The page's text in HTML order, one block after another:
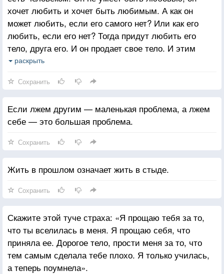
страх перерастает в злобу. Злоба — наиболее
коварный и сложный стресс. Без злобы нет
болезни.
Для всех стрессов исходным является страх, что
меня не любят.
хочет любить и хочет быть любимым. А как он
может любить, если его самого нет? Или как его
любить, если его нет? Тогда придут любить его
тело, друга его. И он продает свое тело. И этим
всем доказывает, что любит и имеет право
хуже и хуже. Потому что человек, духовное
существо, путает два уровня.
раскрыть
Сохранить
Если лжем другим — маленькая проблема, а лжем
себе — это большая проблема.
Сохранить
Жить в прошлом означает жить в стыде.
Сохранить
Скажите этой туче страха: «Я прощаю тебя за то,
что ты вселилась в меня. Я прощаю себя, что
приняла ее. Дорогое тело, прости меня за то, что
тем самым сделала тебе плохо. Я только училась,
а теперь поумнела».